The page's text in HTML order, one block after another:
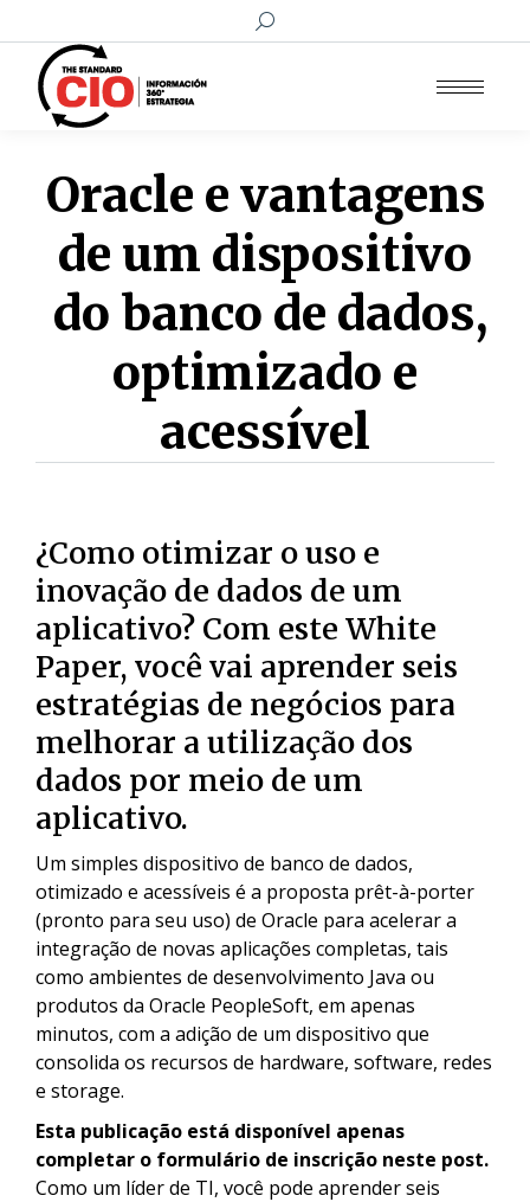
Buscar:
Oracle e vantagens
de um dispositivo
do banco de dados,
optimizado e
acessível
¿Como otimizar o uso e
inovação de dados de um
aplicativo? Com este White
Paper, você vai aprender seis
estratégias de negócios para
melhorar a utilização dos
dados por meio de um
aplicativo.
Um simples dispositivo de banco de dados,
otimizado e acessíveis é a proposta prêt-à-porter
(pronto para seu uso) de Oracle para acelerar a
integração de novas aplicações completas, tais
como ambientes de desenvolvimento Java ou
produtos da Oracle PeopleSoft, em apenas
minutos, com a adição de um dispositivo que
consolida os recursos de hardware, software, redes
e storage.
Esta publicação está disponível apenas
completar o formulário de inscrição neste post.
Como um líder de TI, você pode aprender seis